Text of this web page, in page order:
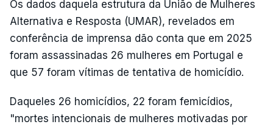
Os dados daquela estrutura da União de Mulheres
Alternativa e Resposta (UMAR), revelados em
conferência de imprensa dão conta que em 2025
foram assassinadas 26 mulheres em Portugal e
que 57 foram vítimas de tentativa de homicídio.
Daqueles 26 homicídios, 22 foram femicídios,
"mortes intencionais de mulheres motivadas por